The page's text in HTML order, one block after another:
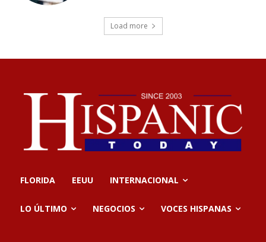
Load more
FLORIDA EEUU INTERNACIONAL
LO ÚLTIMO NEGOCIOS VOCES HISPANAS